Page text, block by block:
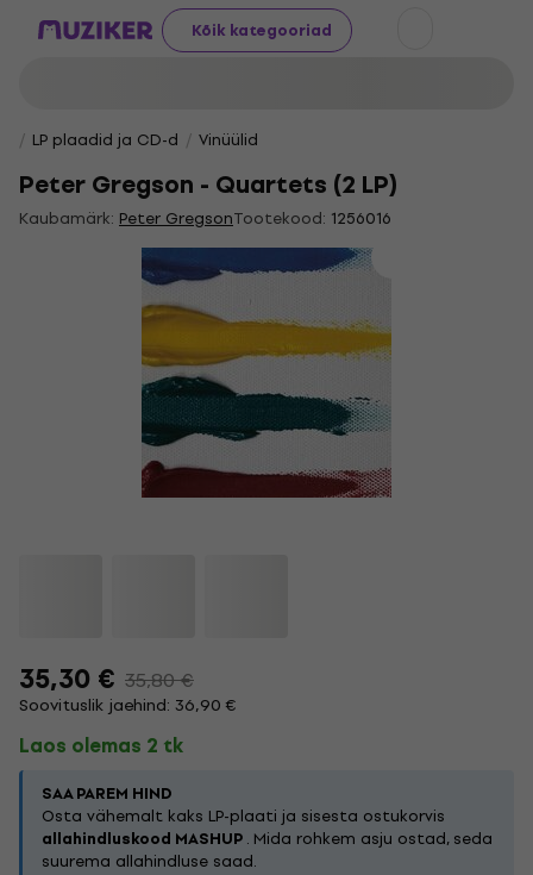
Kõik kategooriad
LP plaadid ja CD-d Vinüülid
Peter Gregson - Quartets (2 LP)
Kaubamärk: Peter GregsonTootekood: 1256016
35,30 € 35,80 €
Soovituslik jaehind: 36,90 €
Laos olemas 2 tk
SAA PAREM HIND
Osta vähemalt kaks LP-plaati ja sisesta ostukorvis
allahindluskood MASHUP. Mida rohkem asju ostad, seda
suurema allahindluse saad.